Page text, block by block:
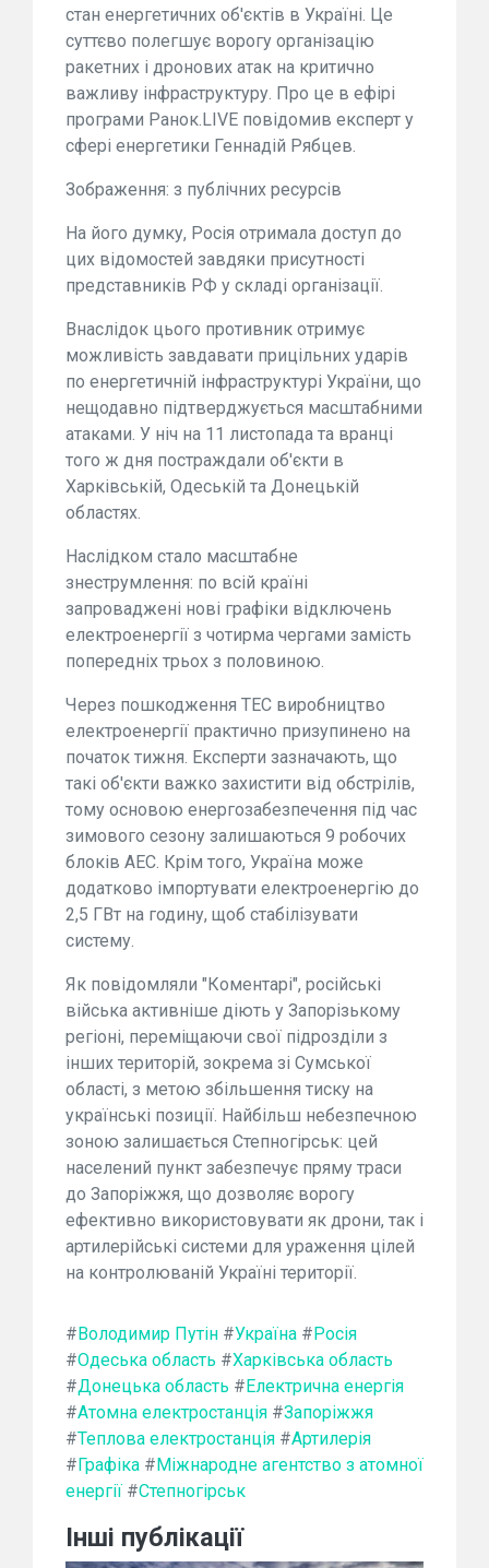
стан енергетичних об'єктів в Україні. Це
суттєво полегшує ворогу організацію
ракетних і дронових атак на критично
важливу інфраструктуру. Про це в ефірі
програми Ранок.LIVE повідомив експерт у
сфері енергетики Геннадій Рябцев.
Зображення: з публічних ресурсів
На його думку, Росія отримала доступ до
цих відомостей завдяки присутності
представників РФ у складі організації.
Внаслідок цього противник отримує
можливість завдавати прицільних ударів
по енергетичній інфраструктурі України, що
нещодавно підтверджується масштабними
атаками. У ніч на 11 листопада та вранці
того ж дня постраждали об'єкти в
Харківській, Одеській та Донецькій
областях.
Наслідком стало масштабне
знеструмлення: по всій країні
запроваджені нові графіки відключень
електроенергії з чотирма чергами замість
попередніх трьох з половиною.
Через пошкодження ТЕС виробництво
електроенергії практично призупинено на
початок тижня. Експерти зазначають, що
такі об'єкти важко захистити від обстрілів,
тому основою енергозабезпечення під час
зимового сезону залишаються 9 робочих
блоків АЕС. Крім того, Україна може
додатково імпортувати електроенергію до
2,5 ГВт на годину, щоб стабілізувати
систему.
Як повідомляли "Коментарі", російські
війська активніше діють у Запорізькому
регіоні, переміщаючи свої підрозділи з
інших територій, зокрема зі Сумської
області, з метою збільшення тиску на
українські позиції. Найбільш небезпечною
зоною залишається Степногірськ: цей
населений пункт забезпечує пряму траси
до Запоріжжя, що дозволяє ворогу
ефективно використовувати як дрони, так і
артилерійські системи для ураження цілей
на контролюваній Україні території.
#Володимир Путін #Україна #Росія
#Одеська область #Харківська область
#Донецька область #Електрична енергія
#Атомна електростанція #Запоріжжя
#Теплова електростанція #Артилерія
#Графіка #Міжнародне агентство з атомної
енергії #Степногірськ
Інші публікації